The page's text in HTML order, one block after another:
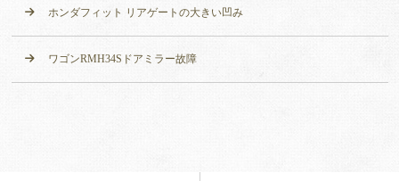
ホンダフィット リアゲートの大きい凹み
ワゴンRMH34Sドアミラー故障